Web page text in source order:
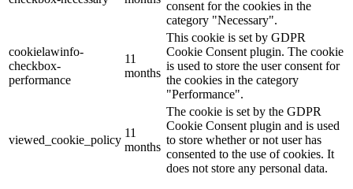
consent for the cookies in the
category "Necessary".
cookielawinfo-
checkbox-
performance
11
months
This cookie is set by GDPR
Cookie Consent plugin. The cookie
is used to store the user consent for
the cookies in the category
"Performance".
viewed_cookie_policy
11
months
The cookie is set by the GDPR
Cookie Consent plugin and is used
to store whether or not user has
consented to the use of cookies. It
does not store any personal data.